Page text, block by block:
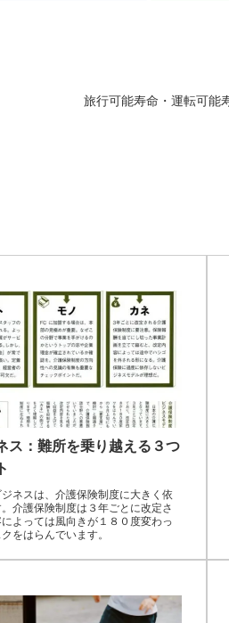
旅行可能寿命・運転可能
ス：難所を乗り越える３つ
ネスは、介護保険制度に大きく依
介護保険制度は３年ごとに改定さ
よっては風向きが１８０度変わっ
をはらんでいます。